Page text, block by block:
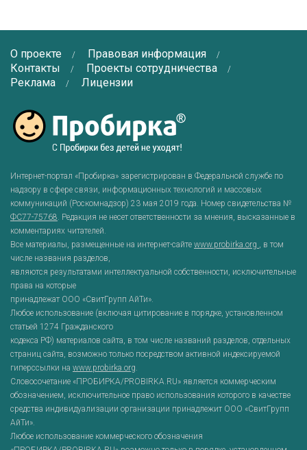
О проекте
Правовая информация
Контакты
Проекты сотрудничества
Реклама
Лицензии
Интернет-портал «Пробирка» зарегистрирован в Федеральной службе по
надзору в сфере связи, информационных технологий и массовых
коммуникаций (Роскомнадзор) 23 мая 2019 года. Номер свидетельства №
ФС77-75768. Редакция не несет ответственности за мнения, высказанные в
комментариях читателей.
Все материалы, размещенные на интернет-сайте www.probirka.org , в том
числе названия разделов,
являются результатами интеллектуальной собственности, исключительные
права на которые
принадлежат ООО «СвитГрупп АйТи».
Любое использование (включая цитирование в порядке, установленном
статьей 1274 Гражданского
кодекса РФ) материалов сайта, в том числе названий разделов, отдельных
страниц сайта, возможно только посредством активной индексируемой
гиперссылки на www.probirka.org.
Словосочетание «ПРОБИРКА/PROBIRKA.RU» является коммерческим
обозначением, исключительное право использования которого в качестве
средства индивидуализации организации принадлежит ООО «СвитГрупп
АйТи».
Любое использование коммерческого обозначения